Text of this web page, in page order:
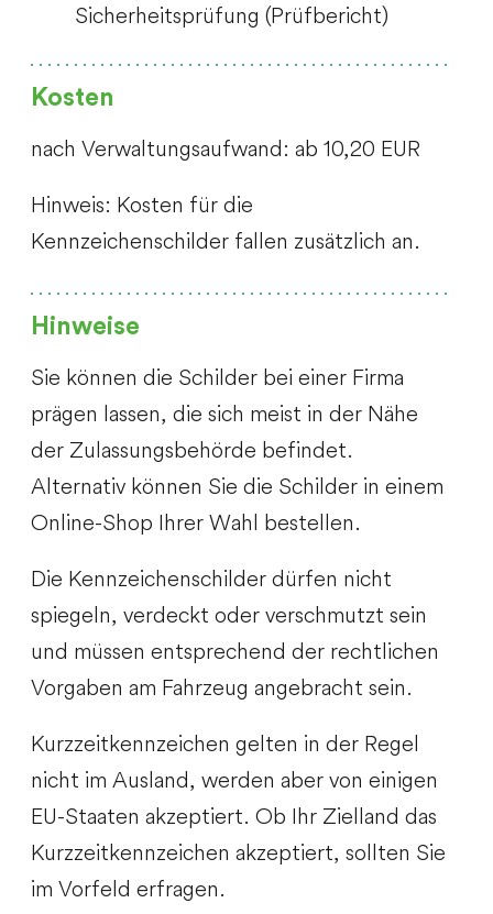
Sicherheitsprüfung (Prüfbericht)
Kosten
nach Verwaltungsaufwand: ab 10,20 EUR
Hinweis: Kosten für die
Kennzeichenschilder fallen zusätzlich an.
Hinweise
Sie können die Schilder bei einer Firma
prägen lassen, die sich meist in der Nähe
der Zulassungsbehörde befindet.
Alternativ können Sie die Schilder in einem
Online-Shop Ihrer Wahl bestellen.
Die Kennzeichenschilder dürfen nicht
spiegeln, verdeckt oder verschmutzt sein
und müssen entsprechend der rechtlichen
Vorgaben am Fahrzeug angebracht sein.
Kurzzeitkennzeichen gelten in der Regel
nicht im Ausland, werden aber von einigen
EU-Staaten akzeptiert. Ob Ihr Zielland das
Kurzzeitkennzeichen akzeptiert, sollten Sie
im Vorfeld erfragen.